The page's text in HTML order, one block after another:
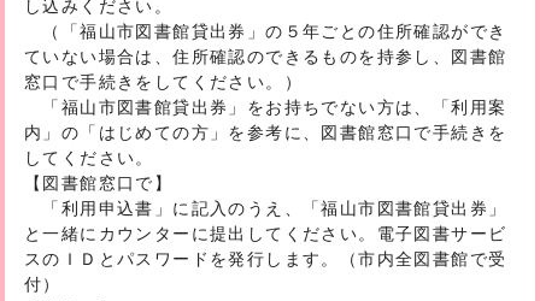
し込みください。
（「福山市図書館貸出券」の５年ごとの住所確認ができ
ていない場合は、住所確認のできるものを持参し、図書館
窓口で手続きをしてください。）
「福山市図書館貸出券」をお持ちでない方は、「利用案
内」の「はじめての方」を参考に、図書館窓口で手続きを
してください。
【図書館窓口で】
「利用申込書」に記入のうえ、「福山市図書館貸出券」
と一緒にカウンターに提出してください。電子図書サービ
スのＩＤとパスワードを発行します。（市内全図書館で受
付）